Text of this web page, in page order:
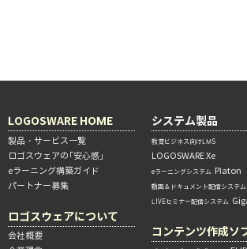
LOGOSWARE HOME
製品・サービス一覧
ロゴスウェアの「安心感」
eラーニング構築ガイド
パートナー募集
ロゴスウェアについて
会社概要
システム製品
教育ビジネス向けLMS
LOGOSWARE Xe
eラーニングシステム Platon
動画＆ドキュメント配信システム
LIVEセミナー配信システム
コンテンツ作成ソ